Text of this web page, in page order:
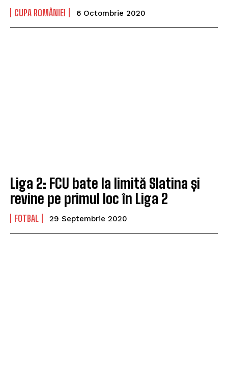
CUPA ROMÂNIEI 6 Octombrie 2020
Liga 2: FCU bate la limită Slatina și
revine pe primul loc în Liga 2
FOTBAL 29 Septembrie 2020